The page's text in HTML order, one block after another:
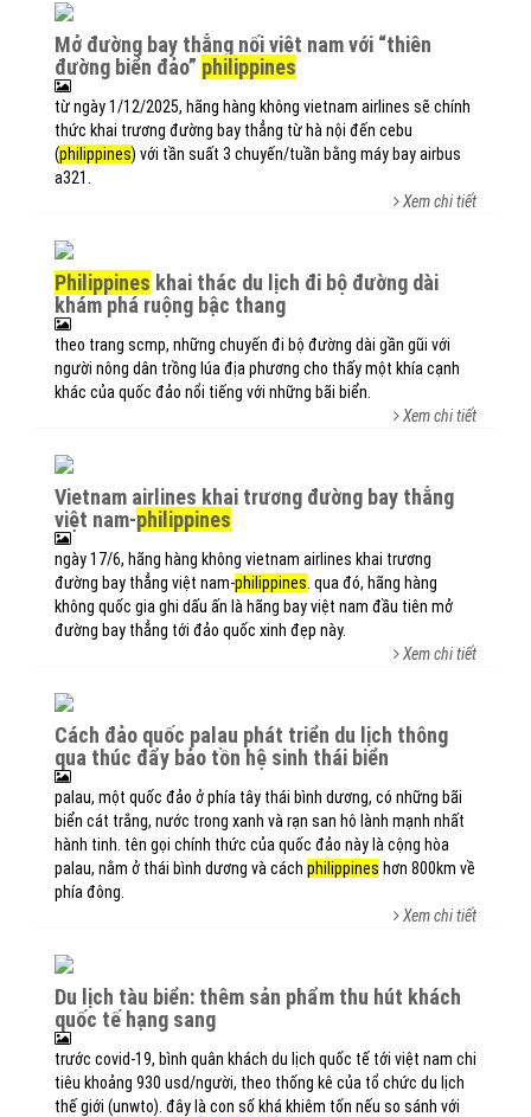
mở đường bay thẳng nối việt nam với “thiên
đường biển đảo” philippines
từ ngày 1/12/2025, hãng hàng không vietnam airlines sẽ chính
thức khai trương đường bay thẳng từ hà nội đến cebu
(philippines) với tần suất 3 chuyến/tuần bằng máy bay airbus
a321.
Xem chi tiết
philippines khai thác du lịch đi bộ đường dài
khám phá ruộng bậc thang
theo trang scmp, những chuyến đi bộ đường dài gần gũi với
người nông dân trồng lúa địa phương cho thấy một khía cạnh
khác của quốc đảo nổi tiếng với những bãi biển.
Xem chi tiết
vietnam airlines khai trương đường bay thẳng
việt nam-philippines
ngày 17/6, hãng hàng không vietnam airlines khai trương
đường bay thẳng việt nam-philippines . qua đó, hãng hàng
không quốc gia ghi dấu ấn là hãng bay việt nam đầu tiên mở
đường bay thẳng tới đảo quốc xinh đẹp này.
Xem chi tiết
cách đảo quốc palau phát triển du lịch thông
qua thúc đẩy bảo tồn hệ sinh thái biển
palau, một quốc đảo ở phía tây thái bình dương, có những bãi
biển cát trắng, nước trong xanh và rạn san hô lành mạnh nhất
hành tinh. tên gọi chính thức của quốc đảo này là cộng hòa
palau, nằm ở thái bình dương và cách philippines hơn 800km về
phía đông.
Xem chi tiết
du lịch tàu biển: thêm sản phẩm thu hút khách
quốc tế hạng sang
trước covid-19, bình quân khách du lịch quốc tế tới việt nam chi
tiêu khoảng 930 usd/người, theo thống kê của tổ chức du lịch
thế giới (unwto). đây là con số khá khiêm tốn nếu so sánh với